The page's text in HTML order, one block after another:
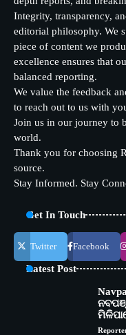
Integrity, transparency,
editorial philosophy. We
piece of content we
excellence ensures that
balanced reporting.
We value the feedback
to reach out to us with
Join us in our journey to
world.
Thank you for choosing
source.
Stay Informed. Stay
Get In Touch
Twitter Facebook
Latest Post